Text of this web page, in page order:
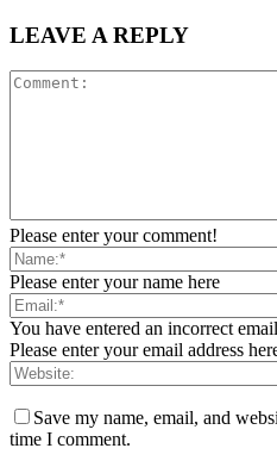
LEAVE A REPLY
Please enter your comment!
Please enter your name here
You have entered an incorrect
Please enter your email address
Save my name, email, and
time I comment.